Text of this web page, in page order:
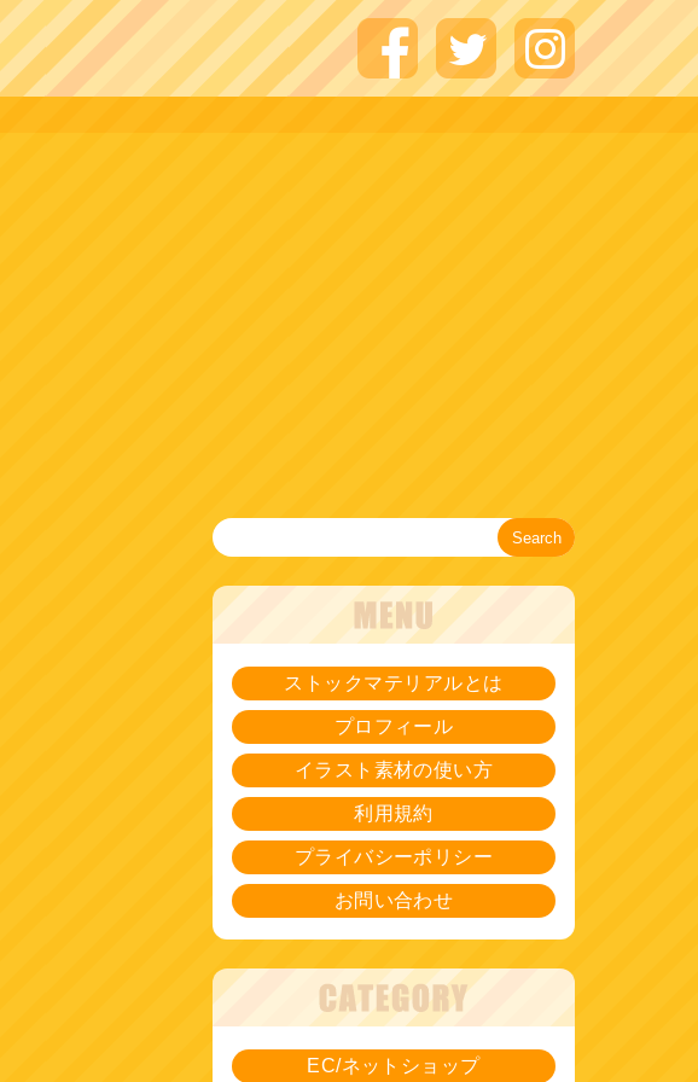
Search
ストックマテリアルとは
プロフィール
イラスト素材の使い方
利用規約
プライバシーポリシー
お問い合わせ
EC/ネットショップ